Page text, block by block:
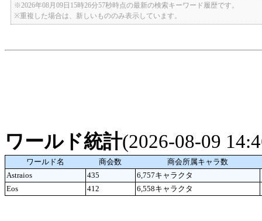
※2026年08月09日15時26分57秒時点の最新の検索キーワード履歴です。
※重複した場合は、新しいもののみ表示しています。
ワールド統計(2026-08-09
ワールド名 商会数
商会所属キャラ数
Astraios
435 6,757キャラクタ
Eos
412 6,558キャラクタ